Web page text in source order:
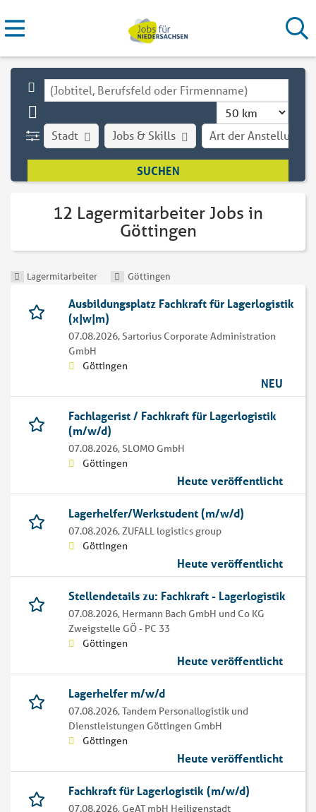
Stadt Art der Anstellung
Jobs & Skills
12 Lagermitarbeiter Jobs in
Göttingen
Lagermitarbeiter Göttingen
Ausbildungsplatz Fachkraft für Lagerlogistik
(x|w|m)
07.08.2026,Sartorius Corporate Administration
GmbH
Göttingen
NEU
Fachlagerist / Fachkraft für Lagerlogistik
(m/w/d)
07.08.2026,SLOMO GmbH
Göttingen
Heute veröffentlicht
Lagerhelfer/Werkstudent (m/w/d)
07.08.2026,ZUFALL logistics group
Göttingen
Heute veröffentlicht
Stellendetails zu: Fachkraft - Lagerlogistik
07.08.2026, Hermann Bach GmbH und Co KG
Zweigstelle GÖ - PC 33
Göttingen
Heute veröffentlicht
Lagerhelfer m/w/d
07.08.2026,Tandem Personallogistik und
Dienstleistungen Göttingen GmbH
Göttingen
Heute veröffentlicht
Fachkraft für Lagerlogistik (m/w/d)
07.08.2026, GeAT mbH Heiligenstadt